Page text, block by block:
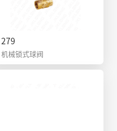
279
机械锁式球阀